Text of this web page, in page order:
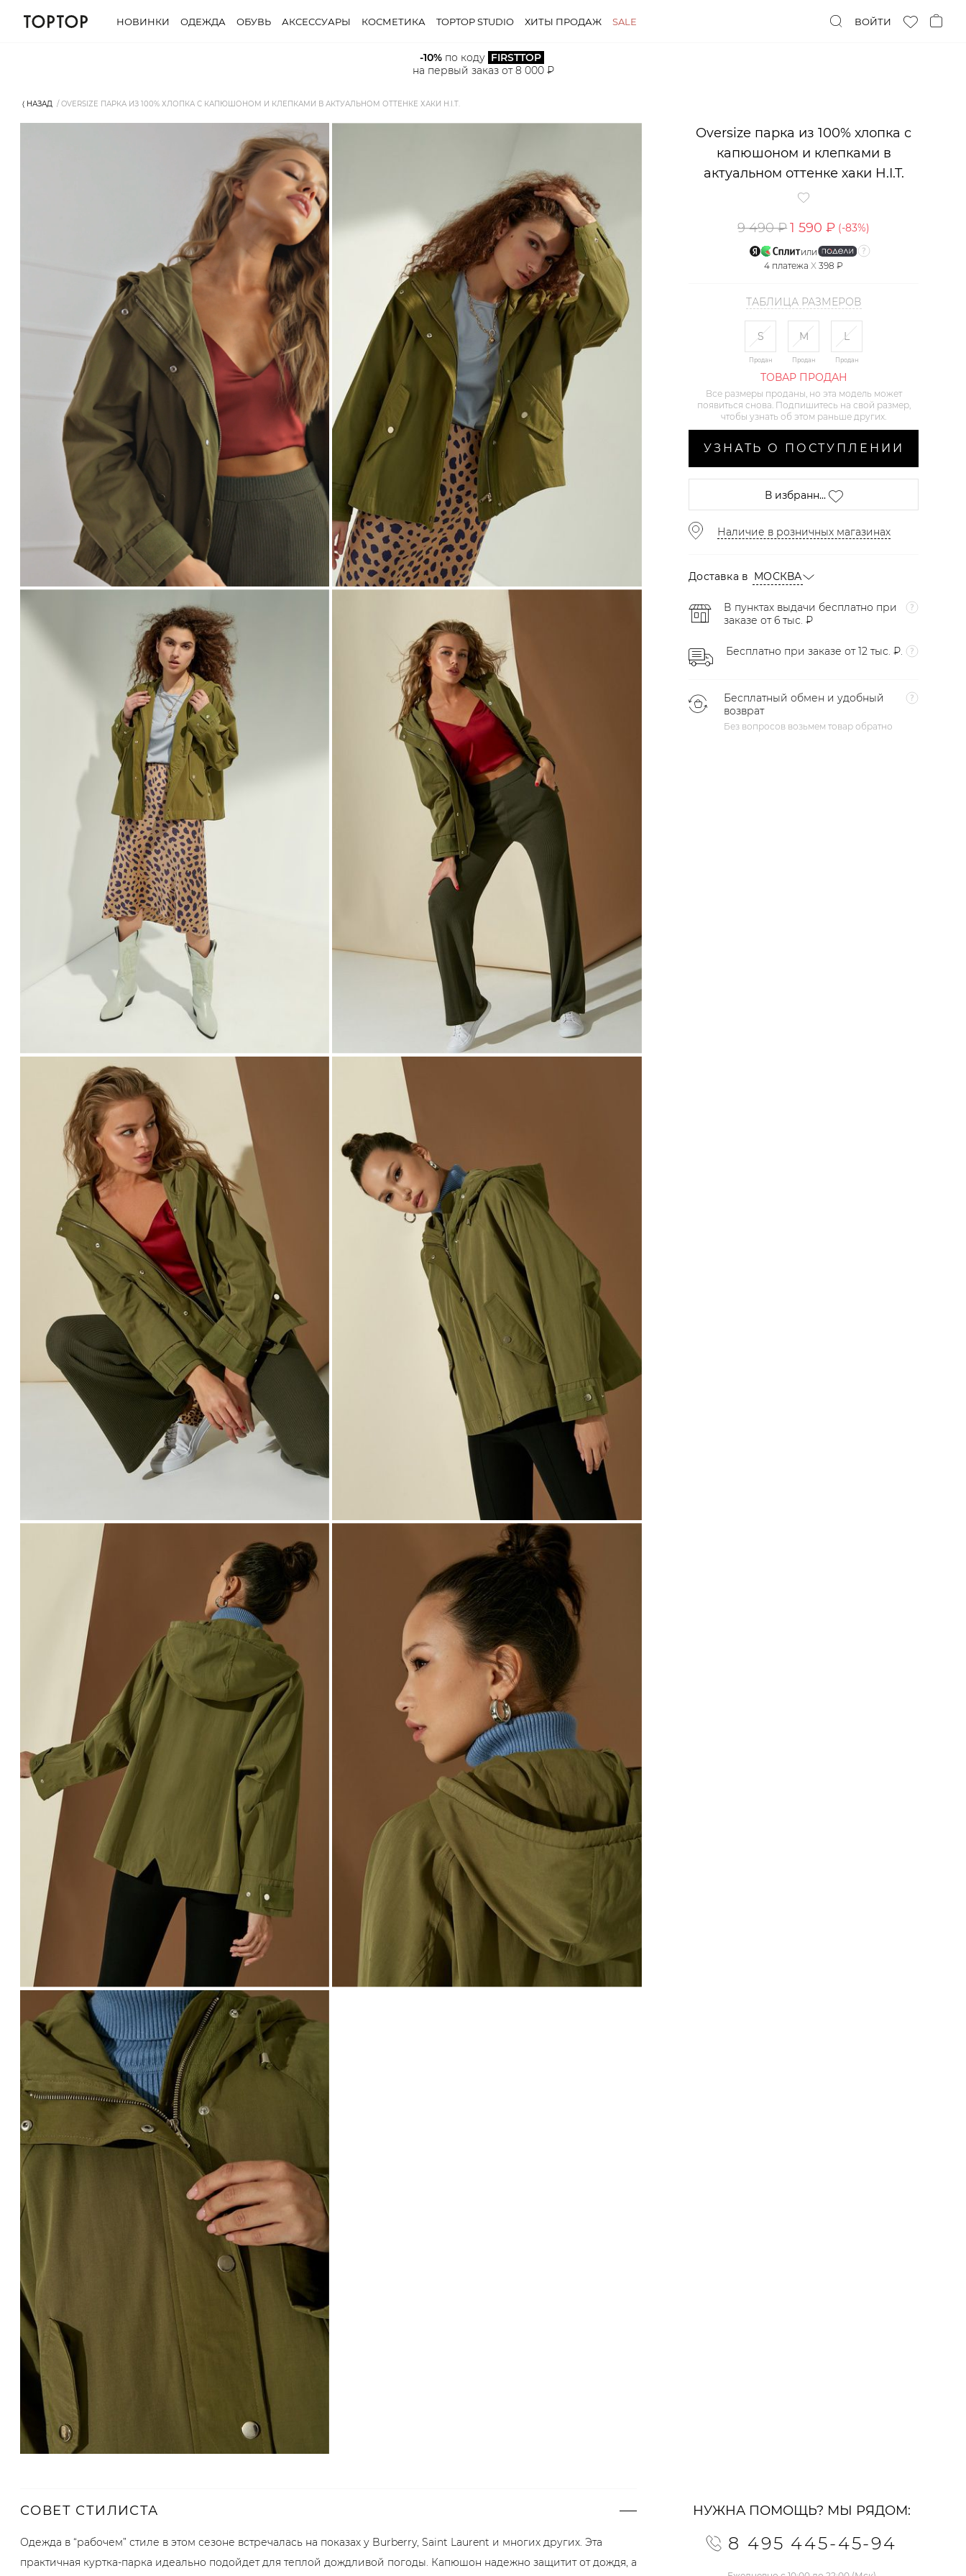
НОВИНКИ ОДЕЖДА ОБУВЬ АКСЕССУАРЫ КОСМЕТИКА TOPTOP STUDIO ХИТЫ ПРОДАЖ SALE ВОЙТИ
-10% по коду FIRSTTOP
на первый заказ от 8 000 ₽
⟨ НАЗАД OVERSIZE ПАРКА ИЗ 100% ХЛОПКА С КАПЮШОНОМ И КЛЕПКАМИ В АКТУАЛЬНОМ ОТТЕНКЕ ХАКИ H.I.T.
Oversize парка из 100% хлопка с
капюшоном и клепками в
актуальном оттенке хаки H.I.T.
9 490 ₽1 590 ₽ (-83%)
или
4 платежаX 398 ₽
ТАБЛИЦА РАЗМЕРОВ
S
Продан
M
Продан
L
Продан
ТОВАР ПРОДАН
Все размеры проданы, но эта модель может
появиться снова. Подпишитесь на свой размер,
чтобы узнать об этом раньше других.
УЗНАТЬ О ПОСТУПЛЕНИИ
В избранн...
Наличие в розничных магазинах
Доставка в МОСКВА
В пунктах выдачи бесплатно при
заказе от 6 тыс. ₽
Бесплатно при заказе от 12 тыс. ₽.
Бесплатный обмен и удобный
возврат
Без вопросов возьмем товар обратно
СОВЕТ СТИЛИСТА
Одежда в “рабочем” стиле в этом сезоне встречалась на показах у Burberry, Saint Laurent и многих других. Эта
практичная куртка-парка идеально подойдет для теплой дождливой погоды. Капюшон надежно защитит от дождя, а
НУЖНА ПОМОЩЬ? МЫ РЯДОМ:
8 495 445-45-94